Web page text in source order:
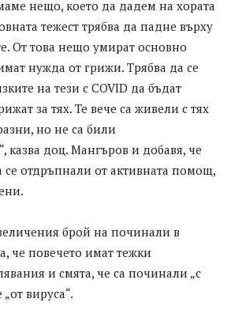
нещо, което да дадем на хората
тежест трябва да падне върху
От това нещо умират основно
нужда от грижи. Трябва да се
на тези с COVID да бъдат
за тях. Те вече са живели с тях
но не са били
казва доц. Мангъров и добавя, че
се отдръпнали от активната помощ,
брой на починали в
че повечето имат тежки
и смята, че са починали „с
вируса“.